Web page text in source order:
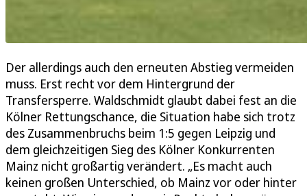
Der allerdings auch den erneuten Abstieg vermeiden
muss. Erst recht vor dem Hintergrund der
Transfersperre. Waldschmidt glaubt dabei fest an die
Kölner Rettungschance, die Situation habe sich trotz
des Zusammenbruchs beim 1:5 gegen Leipzig und
dem gleichzeitigen Sieg des Kölner Konkurrenten
Mainz nicht großartig verändert. „Es macht auch
keinen großen Unterschied, ob Mainz vor oder hinter